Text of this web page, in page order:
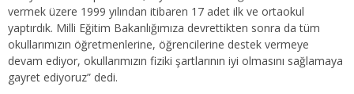
vermek üzere 1999 yılından itibaren 17 adet ilk ve ortaokul
yaptırdık. Milli Eğitim Bakanlığımıza devrettikten sonra da tüm
okullarımızın öğretmenlerine, öğrencilerine destek vermeye
devam ediyor, okullarımızın fiziki şartlarının iyi olmasını sağlamaya
gayret ediyoruz” dedi.